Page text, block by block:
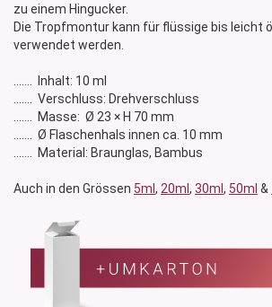
zu einem Hingucker.
Die Tropfmontur kann für flüssige bis leicht
verwendet werden.
....... Inhalt: 10 ml
....... Verschluss: Drehverschluss
....... Masse: Ø 23 × H 70 mm
....... Ø Flaschenhals innen ca. 10 mm
....... Material: Braunglas, Bambus
Auch in den Grössen 5ml , 20ml , 30ml , 50ml &